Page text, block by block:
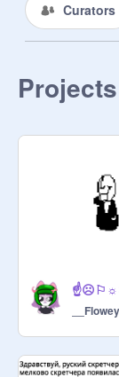
Curators
Projects
__Flowey_